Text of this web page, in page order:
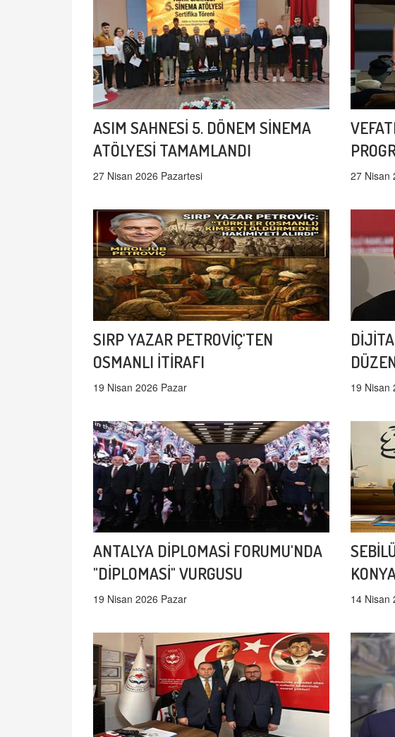
ASIM SAHNESİ 5. DÖNEM SİNEMA
ATÖLYESİ TAMAMLANDI
27 Nisan 2026 Pazartesi 27 Nisan
SIRP YAZAR PETROVİÇ'TEN
OSMANLI İTİRAFI
19 Nisan 2026 Pazar 19 Nisan
ANTALYA DİPLOMASİ FORUMU'NDA
"DİPLOMASİ" VURGUSU
19 Nisan 2026 Pazar 14 Nisan